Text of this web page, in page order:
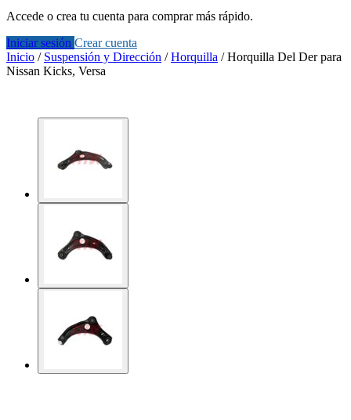
Accede o crea tu cuenta para comprar más rápido.
Iniciar sesión Crear cuenta
Inicio / Suspensión y Dirección /Horquilla /Horquilla Del Der para
Nissan Kicks, Versa